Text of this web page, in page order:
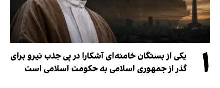
۱
یکی از بستگان خامنه‌ای آشکارا در پی جذب نیرو برای
گذر از جمهوری اسلامی به حکومت اسلامی است